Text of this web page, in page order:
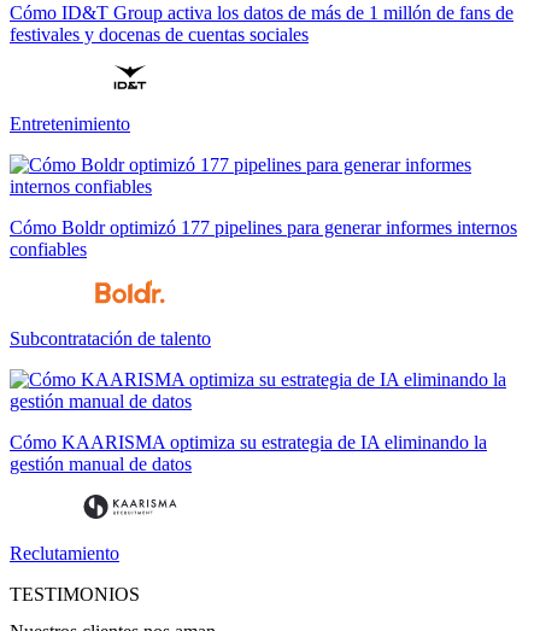
Cómo ID&T Group activa los datos de más de 1 millón de fans de
festivales y docenas de cuentas sociales
Entretenimiento
Cómo Boldr optimizó 177 pipelines para generar informes internos
confiables
Subcontratación de talento
Cómo KAARISMA optimiza su estrategia de IA eliminando la
gestión manual de datos
Reclutamiento
TESTIMONIOS